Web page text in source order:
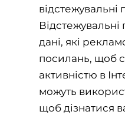
дані, які
посилань, щоб
активністю в
можуть
щоб дізнатися